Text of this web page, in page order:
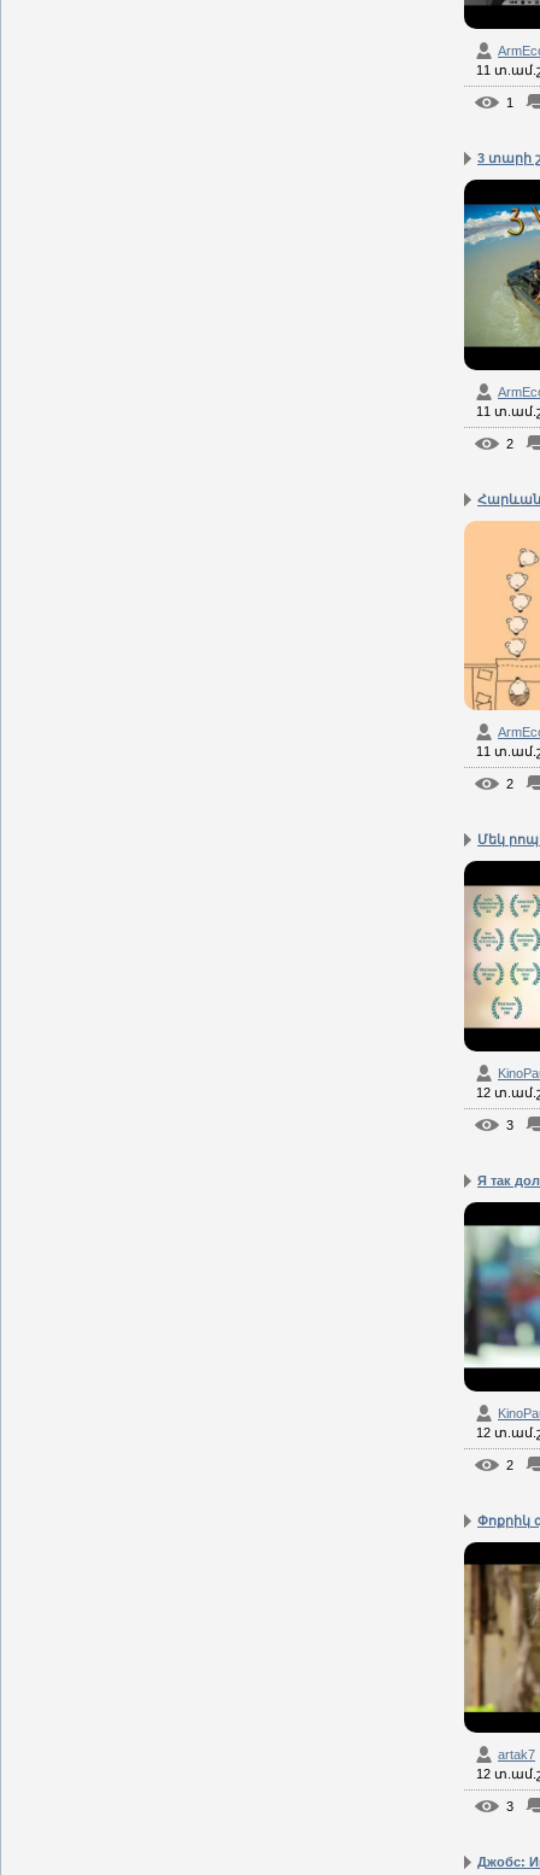
11
1
3 տարի
11
2
Հարևան
11
2
Մեկ
12
3
Я так
12
2
Փոքրիկ
artak7
12
3
Джобс: